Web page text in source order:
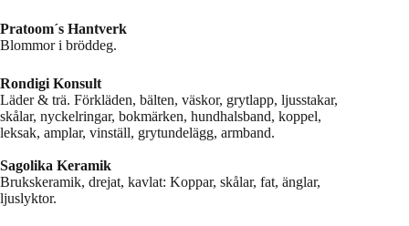
Pratoom´s Hantverk
Blommor i bröddeg.
Rondigi Konsult
Läder & trä. Förkläden, bälten, väskor, grytlapp, ljusstakar,
skålar, nyckelringar, bokmärken, hundhalsband, koppel,
leksak, amplar, vinställ, grytundelägg, armband.
Sagolika Keramik
Brukskeramik, drejat, kavlat: Koppar, skålar, fat, änglar,
ljuslyktor.